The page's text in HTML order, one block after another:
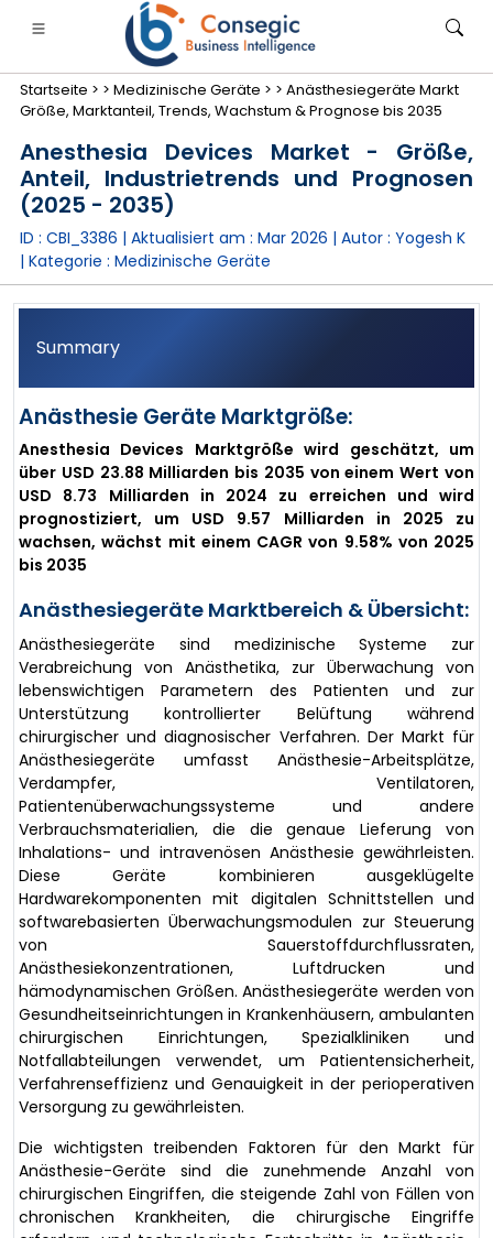
Finanzdienstleistungen und Versicherungen
• Konsumgüter
• Fallstudien
Startseite > > Medizinische Geräte > > Anästhesiegeräte Markt
Größe, Marktanteil, Trends, Wachstum & Prognose bis 2035
Anesthesia Devices Market - Größe,
Anteil, Industrietrends und Prognosen
(2025 - 2035)
ID : CBI_3386 | Aktualisiert am : Mar 2026 | Autor : Yogesh K
| Kategorie : Medizinische Geräte
Summary
Anästhesie Geräte Marktgröße:
Anesthesia Devices Marktgröße wird geschätzt, um
über USD 23.88 Milliarden bis 2035 von einem Wert von
USD 8.73 Milliarden in 2024 zu erreichen und wird
prognostiziert, um USD 9.57 Milliarden in 2025 zu
wachsen, wächst mit einem CAGR von 9.58% von 2025
bis 2035
Anästhesiegeräte Marktbereich & Übersicht:
Anästhesiegeräte sind medizinische Systeme zur
Verabreichung von Anästhetika, zur Überwachung von
lebenswichtigen Parametern des Patienten und zur
Unterstützung kontrollierter Belüftung während
chirurgischer und diagnosischer Verfahren. Der Markt für
Anästhesiegeräte umfasst Anästhesie-Arbeitsplätze,
Verdampfer, Ventilatoren,
Patientenüberwachungssysteme und andere
Verbrauchsmaterialien, die die genaue Lieferung von
Inhalations- und intravenösen Anästhesie gewährleisten.
Diese Geräte kombinieren ausgeklügelte
Hardwarekomponenten mit digitalen Schnittstellen und
softwarebasierten Überwachungsmodulen zur Steuerung
von Sauerstoffdurchflussraten,
Anästhesiekonzentrationen, Luftdrucken und
hämodynamischen Größen. Anästhesiegeräte werden von
Gesundheitseinrichtungen in Krankenhäusern, ambulanten
chirurgischen Einrichtungen, Spezialkliniken und
Notfallabteilungen verwendet, um Patientensicherheit,
Verfahrenseffizienz und Genauigkeit in der perioperativen
Versorgung zu gewährleisten.
Die wichtigsten treibenden Faktoren für den Markt für
Anästhesie-Geräte sind die zunehmende Anzahl von
chirurgischen Eingriffen, die steigende Zahl von Fällen von
chronischen Krankheiten, die chirurgische Eingriffe